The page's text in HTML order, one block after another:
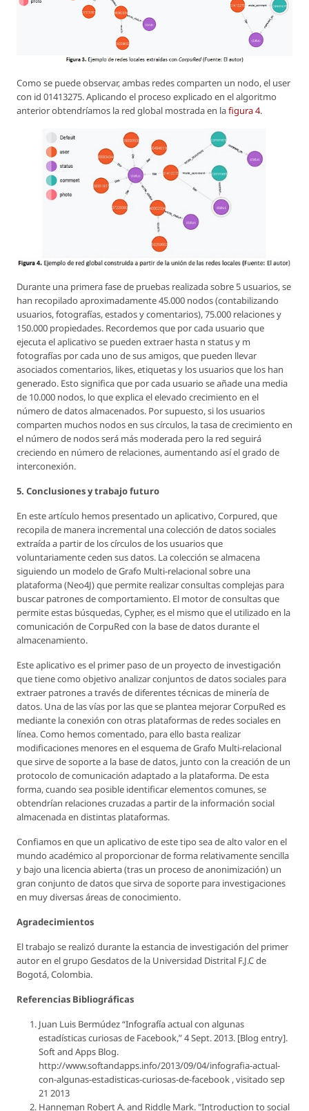
Como se puede observar, ambas redes comparten un nodo, el user
con id 01413275. Aplicando el proceso explicado en el algoritmo
anterior obtendríamos la red global mostrada en lafigura 4.
Durante una primera fase de pruebas realizada sobre 5 usuarios, se
han recopilado aproximadamente 45.000 nodos (contabilizando
usuarios, fotografías, estados y comentarios), 75.000 relaciones y
150.000 propiedades. Recordemos que por cada usuario que
ejecuta el aplicativo se pueden extraer hasta n status y m
fotografías por cada uno de sus amigos, que pueden llevar
asociados comentarios, likes, etiquetas y los usuarios que los han
generado. Esto significa que por cada usuario se añade una media
de 10.000 nodos, lo que explica el elevado crecimiento en el
número de datos almacenados. Por supuesto, si los usuarios
comparten muchos nodos en sus círculos, la tasa de crecimiento en
el número de nodos será más moderada pero la red seguirá
creciendo en número de relaciones, aumentando así el grado de
interconexión.
5. Conclusiones y trabajo futuro
En este artículo hemos presentado un aplicativo, Corpured, que
recopila de manera incremental una colección de datos sociales
extraída a partir de los círculos de los usuarios que
voluntariamente ceden sus datos. La colección se almacena
siguiendo un modelo de Grafo Multi-relacional sobre una
plataforma (Neo4J) que permite realizar consultas complejas para
buscar patrones de comportamiento. El motor de consultas que
permite estas búsquedas, Cypher, es el mismo que el utilizado en la
comunicación de CorpuRed con la base de datos durante el
almacenamiento.
Este aplicativo es el primer paso de un proyecto de investigación
que tiene como objetivo analizar conjuntos de datos sociales para
extraer patrones a través de diferentes técnicas de minería de
datos. Una de las vías por las que se plantea mejorar CorpuRed es
mediante la conexión con otras plataformas de redes sociales en
línea. Como hemos comentado, para ello basta realizar
modificaciones menores en el esquema de Grafo Multi-relacional
que sirve de soporte a la base de datos, junto con la creación de un
protocolo de comunicación adaptado a la plataforma. De esta
forma, cuando sea posible identificar elementos comunes, se
obtendrían relaciones cruzadas a partir de la información social
almacenada en distintas plataformas.
Confiamos en que un aplicativo de este tipo sea de alto valor en el
mundo académico al proporcionar de forma relativamente sencilla
y bajo una licencia abierta (tras un proceso de anonimización) un
gran conjunto de datos que sirva de soporte para investigaciones
en muy diversas áreas de conocimiento.
Agradecimientos
El trabajo se realizó durante la estancia de investigación del primer
autor en el grupo Gesdatos de la Universidad Distrital F.J.C de
Bogotá, Colombia.
Referencias Bibliográficas
Juan Luis Bermúdez “Infografía actual con algunas
estadísticas curiosas de Facebook,” 4 Sept. 2013. [Blog entry].
Soft and Apps Blog.
http://www.softandapps.info/2013/09/04/infografia-actual-
con-algunas-estadisticas-curiosas-de-facebook , visitado sep
21 2013
Hanneman Robert A. and Riddle Mark. "Introduction to social